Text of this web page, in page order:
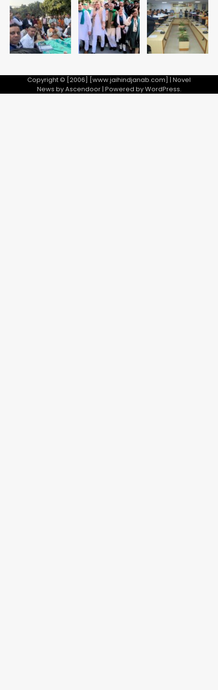
Copyright © [2006] [www.jaihindjanab.com] | Novel
News byAscendoor| Powered byWordPress.